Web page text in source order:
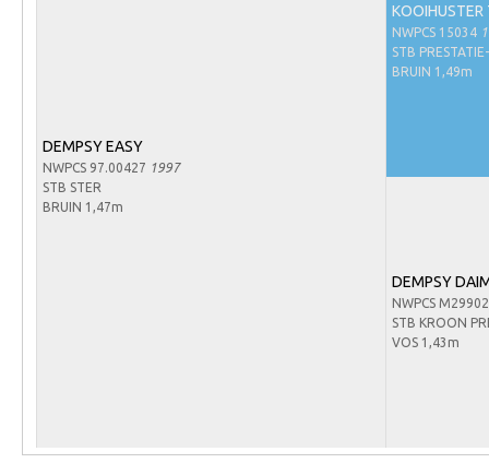
PEDIGREE ONLINE
Informatie aan je paard of pony toevoegen
Onze fokkerij
DEMPSY EASY
NWPCS 97.00427 1997
STB STER
BRUIN 1,47m
KOOIHUSTER
NWPCS 15034
STB
BRUIN 1,49m
DEMPSY
NWPCS M29902
STB KROON
VOS 1,43m